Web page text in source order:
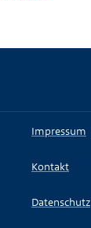
Impressum
Kontakt
Datenschutz